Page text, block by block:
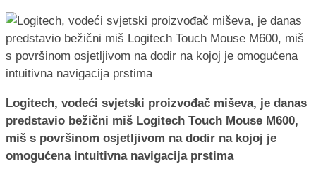
Logitech, vodeći svjetski proizvođač miševa, je danas
predstavio bežični miš Logitech Touch Mouse M600,
miš s površinom osjetljivom na dodir na kojoj je
omogućena intuitivna navigacija prstima